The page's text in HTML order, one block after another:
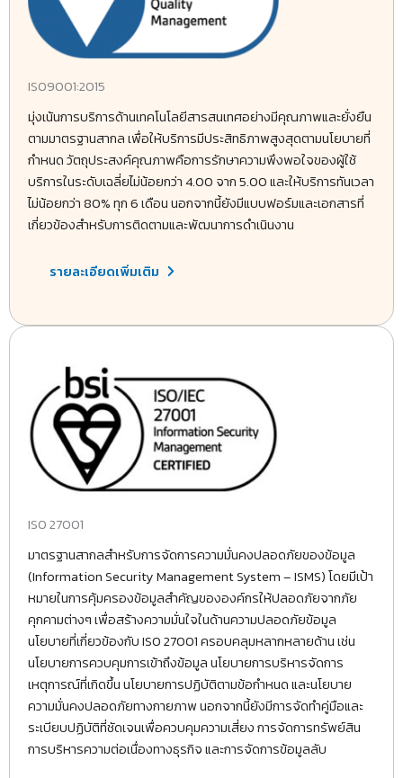
ISO9001:2015
มุ่งเน้นการบริการด้านเทคโนโลยีสารสนเทศอย่างมีคุณภาพและยั่งยืน
ตามมาตรฐานสากล เพื่อให้บริการมีประสิทธิภาพสูงสุดตามนโยบายที่
กำหนด วัตถุประสงค์คุณภาพคือการรักษาความพึงพอใจของผู้ใช้
บริการในระดับเฉลี่ยไม่น้อยกว่า 4.00 จาก 5.00 และให้บริการทันเวลา
ไม่น้อยกว่า 80% ทุก 6 เดือน นอกจากนี้ยังมีแบบฟอร์มและเอกสารที่
เกี่ยวข้องสำหรับการติดตามและพัฒนาการดำเนินงาน
รายละเอียดเพิ่มเติม
ISO 27001
มาตรฐานสากลสำหรับการจัดการความมั่นคงปลอดภัยของข้อมูล
(Information Security Management System – ISMS) โดยมีเป้า
หมายในการคุ้มครองข้อมูลสำคัญขององค์กรให้ปลอดภัยจากภัย
คุกคามต่างๆ เพื่อสร้างความมั่นใจในด้านความปลอดภัยข้อมูล
นโยบายที่เกี่ยวข้องกับ ISO 27001 ครอบคลุมหลากหลายด้าน เช่น
นโยบายการควบคุมการเข้าถึงข้อมูล นโยบายการบริหารจัดการ
เหตุการณ์ที่เกิดขึ้น นโยบายการปฏิบัติตามข้อกำหนด และนโยบาย
ความมั่นคงปลอดภัยทางกายภาพ นอกจากนี้ยังมีการจัดทำคู่มือและ
ระเบียบปฏิบัติที่ชัดเจนเพื่อควบคุมความเสี่ยง การจัดการทรัพย์สิน
การบริหารความต่อเนื่องทางธุรกิจ และการจัดการข้อมูลลับ